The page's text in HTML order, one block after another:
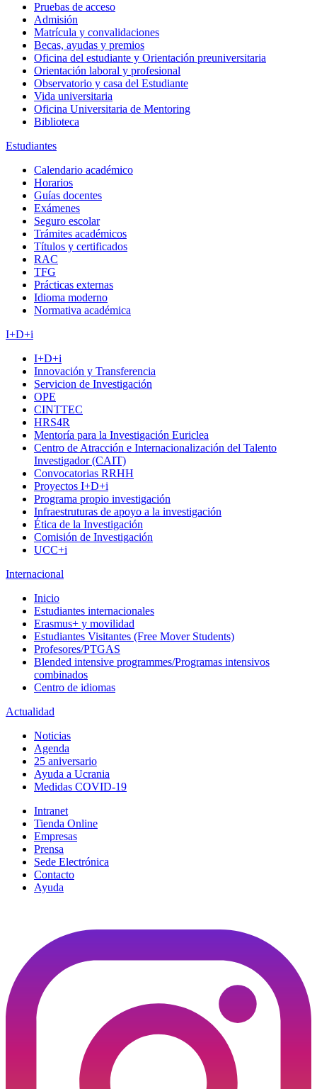
Pruebas de acceso
Admisión
Matrícula y convalidaciones
Becas, ayudas y premios
Oficina del estudiante y Orientación preuniversitaria
Orientación laboral y profesional
Observatorio y casa del Estudiante
Vida universitaria
Oficina Universitaria de Mentoring
Biblioteca
Estudiantes
Calendario académico
Horarios
Guías docentes
Exámenes
Seguro escolar
Trámites académicos
Títulos y certificados
RAC
TFG
Prácticas externas
Idioma moderno
Normativa académica
I+D+i
I+D+i
Innovación y Transferencia
Servicion de Investigación
OPE
CINTTEC
HRS4R
Mentoría para la Investigación Euriclea
Centro de Atracción e Internacionalización del Talento
Investigador (CAIT)
Convocatorias RRHH
Proyectos I+D+i
Programa propio investigación
Infraestruturas de apoyo a la investigación
Ética de la Investigación
Comisión de Investigación
UCC+i
Internacional
Inicio
Estudiantes internacionales
Erasmus+ y movilidad
Estudiantes Visitantes (Free Mover Students)
Profesores/PTGAS
Blended intensive programmes/Programas intensivos
combinados
Centro de idiomas
Actualidad
Noticias
Agenda
25 aniversario
Ayuda a Ucrania
Medidas COVID-19
Intranet
Tienda Online
Empresas
Prensa
Sede Electrónica
Contacto
Ayuda